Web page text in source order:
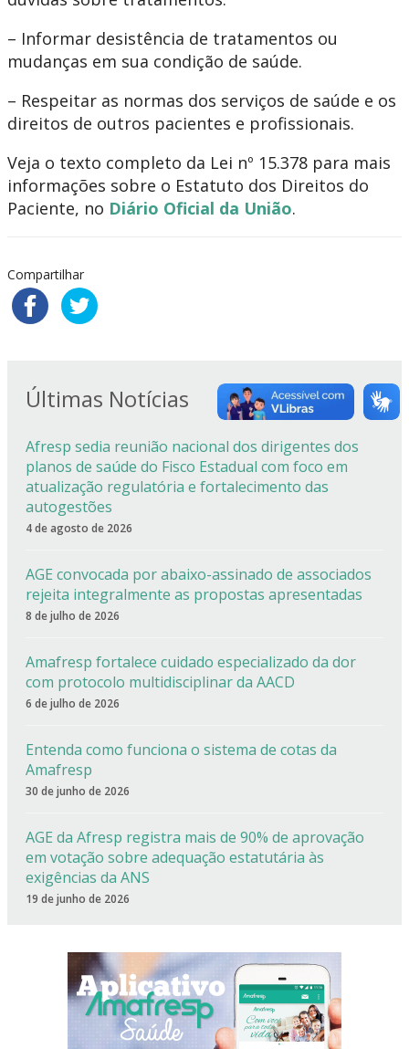
– Informar desistência de tratamentos ou
mudanças em sua condição de saúde. ​
– Respeitar as normas dos serviços de saúde e os
direitos de outros pacientes e profissionais.
Veja o texto completo da Lei nº 15.378 para mais
informações sobre o Estatuto dos Direitos do
Paciente, no Diário Oficial da União.
Compartilhar
Últimas Notícias
Afresp sedia reunião nacional dos dirigentes dos
planos de saúde do Fisco Estadual com foco em
atualização regulatória e fortalecimento das
autogestões
4 de agosto de 2026
AGE convocada por abaixo-assinado de associados
rejeita integralmente as propostas apresentadas
8 de julho de 2026
Amafresp fortalece cuidado especializado da dor
com protocolo multidisciplinar da AACD
6 de julho de 2026
Entenda como funciona o sistema de cotas da
Amafresp
30 de junho de 2026
AGE da Afresp registra mais de 90% de aprovação
em votação sobre adequação estatutária às
exigências da ANS
19 de junho de 2026